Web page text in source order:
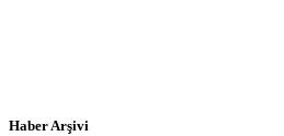
Haber Arşivi